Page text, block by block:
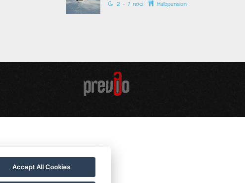
2 - 7 nocí Halbpension
Accept All Cookies